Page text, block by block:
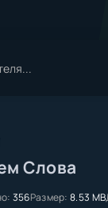
Слова
356Размер: 8.53 MB